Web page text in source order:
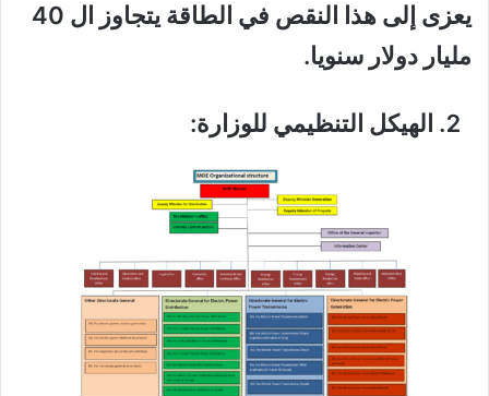
يعزى إلى هذا النقص في الطاقة يتجاوز
ال 40
مليار دولار سنويا.
الهيكل التنظيمي للوزارة: